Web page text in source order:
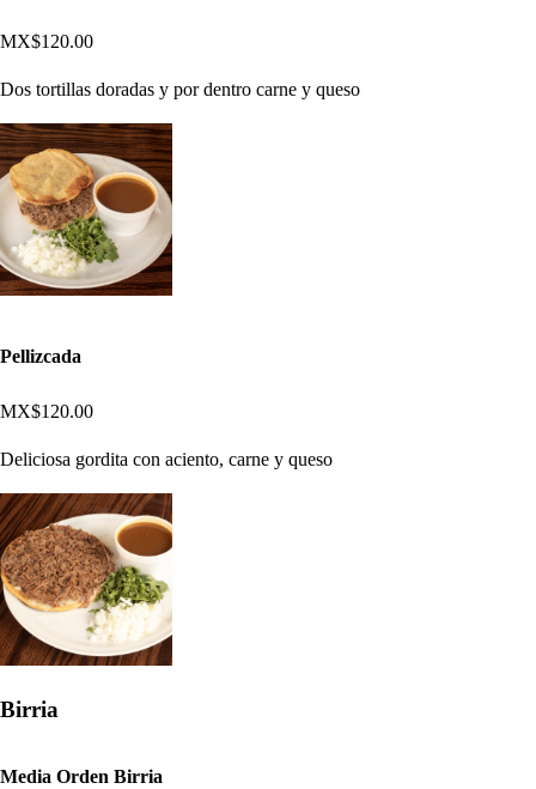
MX$120.00
Dos tortillas doradas y por dentro carne y queso
Pellizcada
MX$120.00
Deliciosa gordita con aciento, carne y queso
Birria
Media Orden Birria